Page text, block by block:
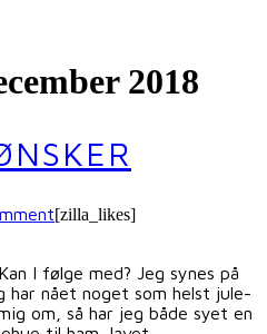
2018
[zilla_likes]
I følge med? Jeg synes på
har nået noget som helst jule-
om, så har jeg både syet en